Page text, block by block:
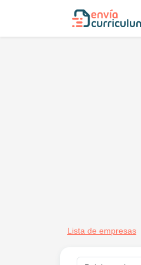
Lista de empresas